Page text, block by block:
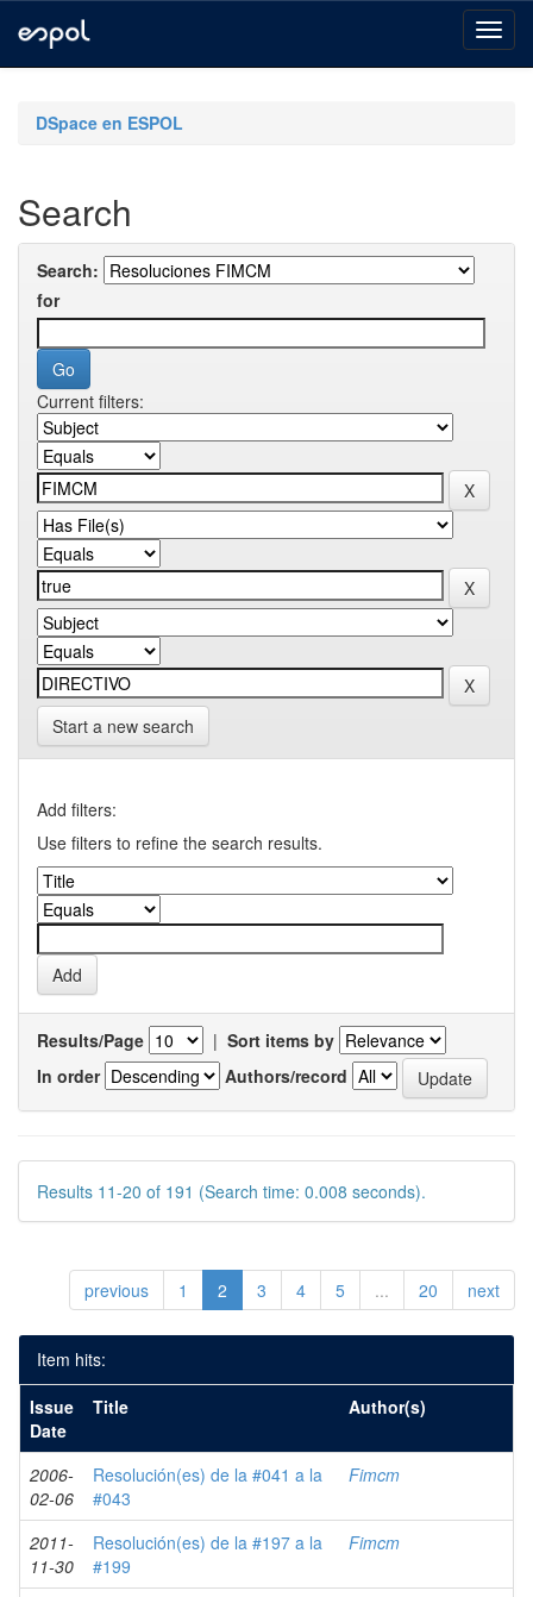
navigationDSpace en ESPOL
Search
Search:
for
Current filters:
Start a new search
Add filters:
Use filters to refine the search results.
Results/Page | Sort items by
In order
Authors/record
Results 11-20 of 191 (Search time: 0.008 seconds).
previous 1 2 3 4 5 ... 20 next
Item hits:
Issue
Date
Title Author(s)
2006-
02-06
Resolución(es) de la #041 a la
#043
Fimcm
2011-
11-30
Resolución(es) de la #197 a la
#199
Fimcm